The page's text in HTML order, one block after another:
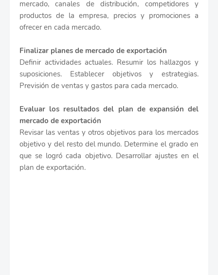
mercado, canales de distribución, competidores y
productos de la empresa, precios y promociones a
ofrecer en cada mercado.
Finalizar planes de mercado de exportación
Definir actividades actuales. Resumir los hallazgos y
suposiciones. Establecer objetivos y estrategias.
Previsión de ventas y gastos para cada mercado.
Evaluar los resultados del plan de expansión del
mercado de exportación
Revisar las ventas y otros objetivos para los mercados
objetivo y del resto del mundo. Determine el grado en
que se logró cada objetivo. Desarrollar ajustes en el
plan de exportación.